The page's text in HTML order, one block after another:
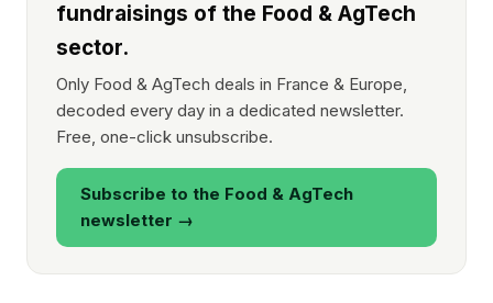
fundraisings of the Food & AgTech
sector.
Only Food & AgTech deals in France & Europe,
decoded every day in a dedicated newsletter.
Free, one-click unsubscribe.
Subscribe to the Food & AgTech
newsletter →